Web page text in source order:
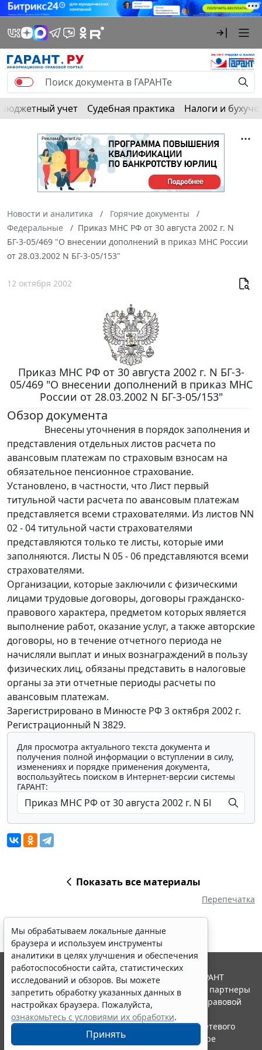
Бюджетный учет Судебная практика Налоги и
Новости и аналитика
Горячие документы
Федеральные
Приказ МНС РФ от 30 августа 2002 г. N
БГ-3-05/469 "О внесении дополнений в приказ МНС России
от 28.03.2002 N БГ-3-05/153"
12 октября 2002
Приказ МНС РФ от 30 августа 2002 г. N БГ-3-
05/469 "О внесении дополнений в приказ МНС
России от 28.03.2002 N БГ-3-05/153"
Обзор документа
Внесены уточнения в порядок заполнения и
представления отдельных листов расчета по
авансовым платежам по страховым взносам на
обязательное пенсионное страхование.
Установлено, в частности, что Лист первый
титульной части расчета по авансовым платежам
представляется всеми страхователями. Из листов NN
02 - 04 титульной части страхователями
представляются только те листы, которые ими
заполняются. Листы N 05 - 06 представляются всеми
страхователями.
Организации, которые заключили с физическими
лицами трудовые договоры, договоры гражданско-
правового характера, предметом которых является
выполнение работ, оказание услуг, а также авторские
договоры, но в течение отчетного периода не
начисляли выплат и иных вознаграждений в пользу
физических лиц, обязаны представить в налоговые
органы за эти отчетные периоды расчеты по
авансовым платежам.
Зарегистрировано в Минюсте РФ 3 октября 2002 г.
Регистрационный N 3829.
Для просмотра актуального текста документа и
получения полной информации о вступлении в силу,
изменениях и порядке применения документа,
воспользуйтесь поиском в Интернет-версии системы
ГАРАНТ:
Показать все материалы
Перепечатка
Мы обрабатываем локальные данные
браузера и используем инструменты
аналитики в целях улучшения и обеспечения
работоспособности сайта, статистических
исследований и обзоров. Вы можете
запретить обработку указанных данных в
настройках браузера. Пожалуйста,
ознакомьтесь с условиями их обработки.
Принять
© ООО "НПП "ГАРАНТ-СЕРВИС", 2026. Система ГАРАНТ
выпускается с 1990 года. Компания "Гарант" и ее партнеры
являются участниками Российской ассоциации правовой
информации ГАРАНТ.
Портал ГАРАНТ.РУ зарегистрирован в качестве сетевого
издания Федеральной службой по надзору в сфере